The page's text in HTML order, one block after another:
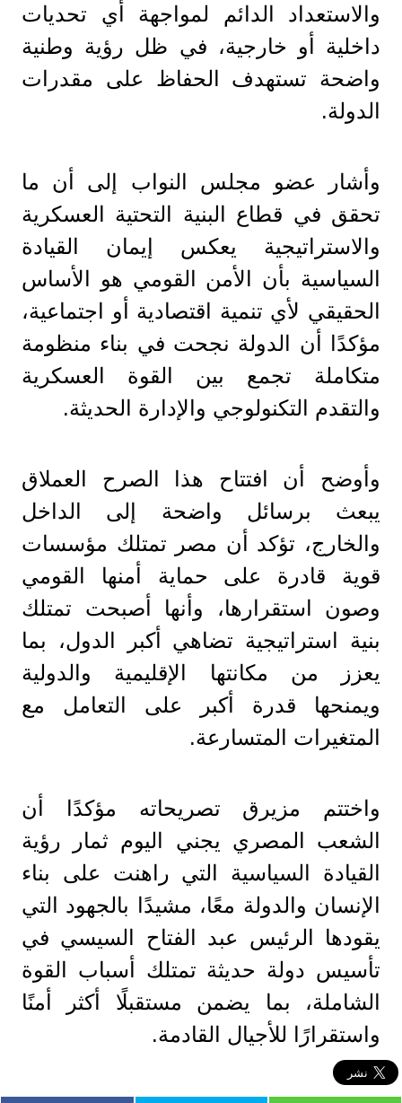
والاستعداد الدائم لمواجهة أي تحديات
داخلية أو خارجية، في ظل رؤية وطنية
واضحة تستهدف الحفاظ على مقدرات
الدولة.
وأشار عضو مجلس النواب إلى أن ما
تحقق في قطاع البنية التحتية العسكرية
والاستراتيجية يعكس إيمان القيادة
السياسية بأن الأمن القومي هو الأساس
الحقيقي لأي تنمية اقتصادية أو اجتماعية،
مؤكدًا أن الدولة نجحت في بناء منظومة
متكاملة تجمع بين القوة العسكرية
والتقدم التكنولوجي والإدارة الحديثة.
وأوضح أن افتتاح هذا الصرح العملاق
يبعث برسائل واضحة إلى الداخل
والخارج، تؤكد أن مصر تمتلك مؤسسات
قوية قادرة على حماية أمنها القومي
وصون استقرارها، وأنها أصبحت تمتلك
بنية استراتيجية تضاهي أكبر الدول، بما
يعزز من مكانتها الإقليمية والدولية
ويمنحها قدرة أكبر على التعامل مع
المتغيرات المتسارعة.
واختتم مزيرق تصريحاته مؤكدًا أن
الشعب المصري يجني اليوم ثمار رؤية
القيادة السياسية التي راهنت على بناء
الإنسان والدولة معًا، مشيدًا بالجهود التي
يقودها الرئيس عبد الفتاح السيسي في
تأسيس دولة حديثة تمتلك أسباب القوة
الشاملة، بما يضمن مستقبلًا أكثر أمنًا
واستقرارًا للأجيال القادمة.